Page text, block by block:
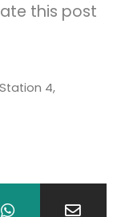
this post
4,